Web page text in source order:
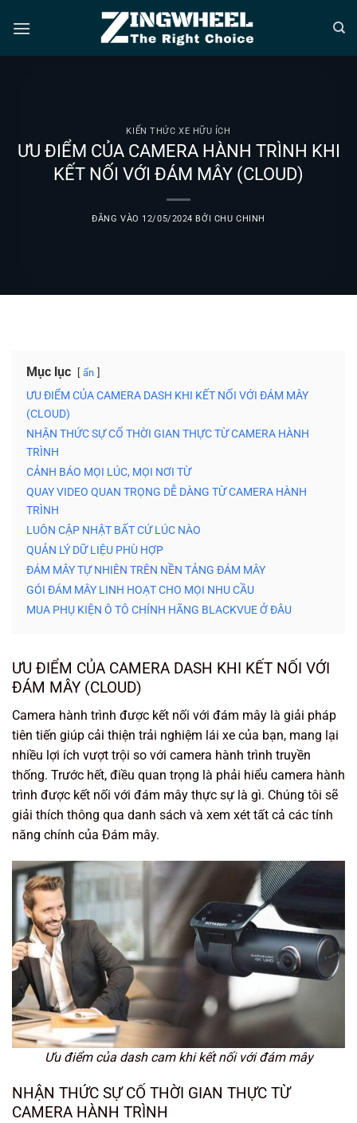
qua
KIẾN THỨC XE HỮU ÍCH
ƯU ĐIỂM CỦA CAMERA HÀNH TRÌNH KHI
KẾT NỐI VỚI ĐÁM MÂY (CLOUD)
ĐĂNG VÀO 12/05/2024 BỞI CHU CHINH
Mục lục ẩn
ƯU ĐIỂM CỦA CAMERA DASH KHI KẾT NỐI VỚI ĐÁM MÂY
(CLOUD)
NHẬN THỨC SỰ CỐ THỜI GIAN THỰC TỪ CAMERA HÀNH
TRÌNH
CẢNH BÁO MỌI LÚC, MỌI NƠI TỪ
QUAY VIDEO QUAN TRỌNG DỄ DÀNG TỪ CAMERA HÀNH
TRÌNH
LUÔN CẬP NHẬT BẤT CỨ LÚC NÀO
QUẢN LÝ DỮ LIỆU PHÙ HỢP
ĐÁM MÂY TỰ NHIÊN TRÊN NỀN TẢNG ĐÁM MÂY
GÓI ĐÁM MÂY LINH HOẠT CHO MỌI NHU CẦU
MUA PHỤ KIỆN Ô TÔ CHÍNH HÃNG BLACKVUE Ở ĐÂU
ƯU ĐIỂM CỦA CAMERA DASH KHI KẾT NỐI VỚI
ĐÁM MÂY (CLOUD)
Camera hành trình được kết nối với đám mây là giải pháp
tiên tiến giúp cải thiện trải nghiệm lái xe của bạn, mang lại
nhiều lợi ích vượt trội so với camera hành trình truyền
thống. Trước hết, điều quan trọng là phải hiểu camera hành
trình được kết nối với đám mây thực sự là gì. Chúng tôi sẽ
giải thích thông qua danh sách và xem xét tất cả các tính
năng chính của Đám mây.
Ưu điểm của dash cam khi kết nối với đám mây
NHẬN THỨC SỰ CỐ THỜI GIAN THỰC TỪ
CAMERA HÀNH TRÌNH